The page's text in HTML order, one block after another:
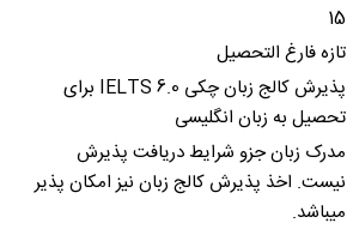
15
تازه فارغ التحصیل
پذیرش کالج زبان چکی IELTS 6.0 برای
تحصیل به زبان انگلیسی
مدرک زبان جزو شرایط دریافت پذیرش
نیست. اخذ پذیرش کالج زبان نیز امکان پذیر
میباشد.